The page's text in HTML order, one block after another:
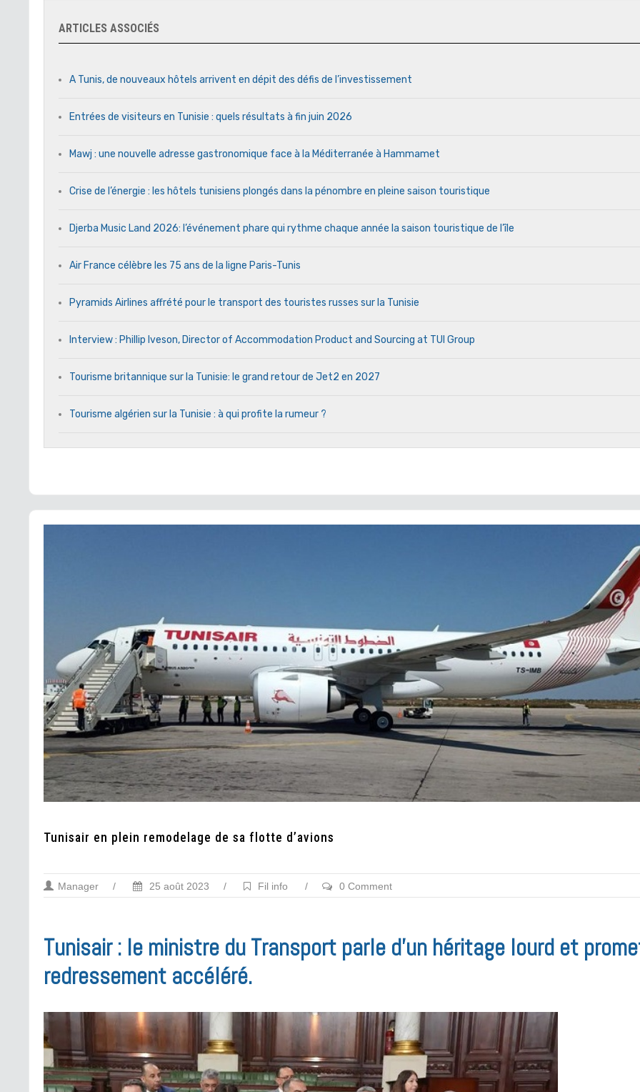
ARTICLES ASSOCIÉS
A Tunis, de nouveaux hôtels arrivent en dépit des défis de l’investissement
Entrées de visiteurs en Tunisie : quels résultats à fin juin 2026
Mawj : une nouvelle adresse gastronomique face à la Méditerranée à Hammamet
Crise de l’énergie : les hôtels tunisiens plongés dans la pénombre en pleine saison touristique
Djerba Music Land 2026: l’événement phare qui rythme chaque année la saison touristique de l’île
Air France célèbre les 75 ans de la ligne Paris-Tunis
Pyramids Airlines affrété pour le transport des touristes russes sur la Tunisie
Interview : Phillip Iveson, Director of Accommodation Product and Sourcing at TUI Group
Tourisme britannique sur la Tunisie: le grand retour de Jet2 en 2027
Tourisme algérien sur la Tunisie : à qui profite la rumeur ?
Tunisair en plein remodelage de sa flotte d’avions
Manager / 25 août 2023 / Fil info / 0 Comment
Tunisair : le ministre du Transport parle d’un héritage lourd et
redressement accéléré.